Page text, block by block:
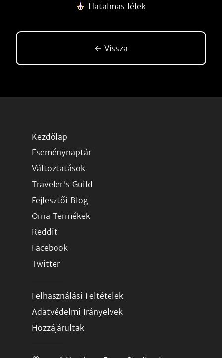
Hatalmas lélek
← Vissza
Kezdőlap
Eseménynaptár
Változtatások
Traveler's Guild
Fejlesztői Blog
Orna Termékek
Reddit
Facebook
Twitter
Felhasználási Feltételek
Adatvédelmi Irányelvek
Hozzájárultak